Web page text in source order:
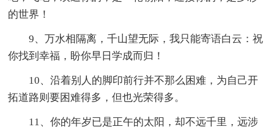
的世界！
9、万水相隔离，千山望无际，我只能寄语白云：祝
你找到幸福，盼你早日学成而归！
10、沿着别人的脚印前行并不那么困难，为自己开
拓道路则要困难得多，但也光荣得多。
11、你的年岁已是正午的太阳，却不远千里，远涉